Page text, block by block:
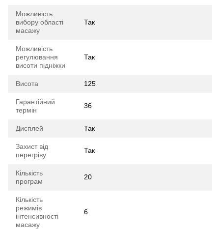
Можливість
вибору області
масажу
Так
Можливість
регулювання
висоти підніжки
Так
Висота 125
Гарантійний
термін
36
Дисплей Так
Захист від
перегріву
Так
Кількість
програм
20
Кількість
режимів
інтенсивності
масажу
6